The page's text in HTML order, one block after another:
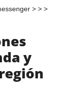
> > >
y